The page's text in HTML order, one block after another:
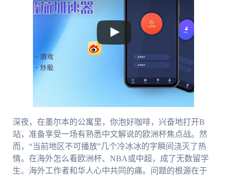
深夜，在墨尔本的公寓里，你泡好咖啡，兴奋地打开B
站，准备享受一场有熟悉中文解说的欧洲杯焦点战。然
而，“当前地区不可播放”几个冷冰冰的字瞬间浇灭了热
情。在海外怎么看欧洲杯、NBA或中超，成了无数留学
生、海外工作者和华人心中共同的痛。问题的根源在于